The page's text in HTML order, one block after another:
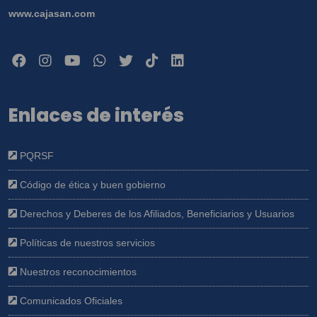
www.cajasan.com
Enlaces de interés
PQRSF
Código de ética y buen gobierno
Derechos y Deberes de los Afiliados, Beneficiarios y Usuarios
Políticas de nuestros servicios
Nuestros reconocimientos
Comunicados Oficiales